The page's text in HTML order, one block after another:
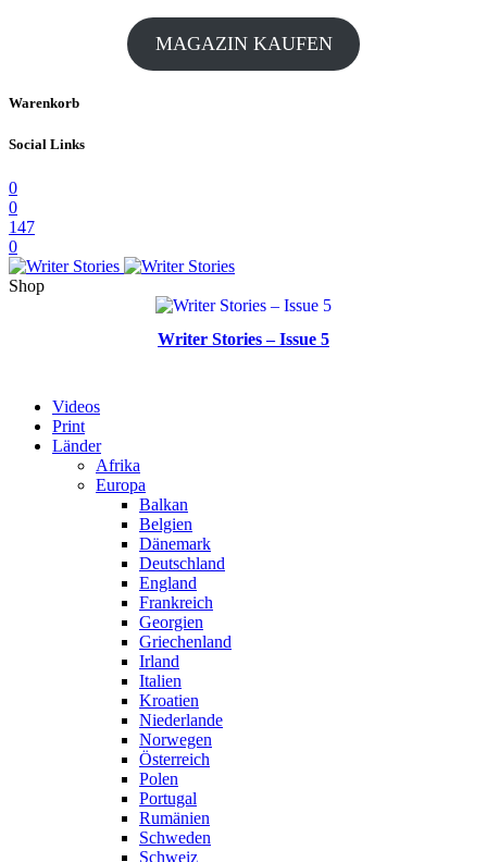
MAGAZIN KAUFEN
Warenkorb
Social Links
0
0
147
0
Shop
Writer Stories – Issue 5
Videos
Print
Länder
Afrika
Europa
Balkan
Belgien
Dänemark
Deutschland
England
Frankreich
Georgien
Griechenland
Irland
Italien
Kroatien
Niederlande
Norwegen
Österreich
Polen
Portugal
Rumänien
Schweden
Schweiz